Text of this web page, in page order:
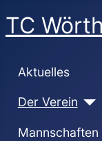
TC
Aktuelles
Der Verein
Mannschaften